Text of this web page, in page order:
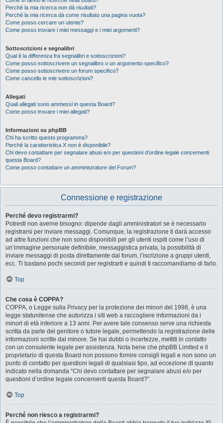
Perché la mia ricerca non dà risultati?
Perché la mia ricerca dà come risultato una pagina vuota?
Come posso cercare un utente?
Come posso trovare i miei messaggi e i miei argomenti?
Sottoscrizioni e segnalibri
Qual è la differenza fra segnalibri e sottoscrizioni?
Come posso sottoscrivere un segnalibro o un argomento specifico?
Come posso sottoscrivere un forum specifico?
Come cancello le mie sottoscrizioni?
Allegati
Quali allegati sono ammessi in questa Board?
Come posso trovare i miei allegati?
Informazioni su phpBB
Chi ha scritto questo programma?
Perché la caratteristica X non è disponibile?
Chi devo contattare per segnalare abusi e/o per questioni d’ordine legale concernenti
questa Board?
Come posso contattare un amministratore del Forum?
Connessione e registrazione
Perché devo registrarmi?
Potresti non averne bisogno: dipende dagli amministratori se è necessario
registrarsi per inviare messaggi. Comunque, la registrazione ti darà accesso
ad altre funzioni che non sono disponibili per gli utenti ospiti come l’uso di
un’immagine personale definibile, messaggistica privata, la possibilità di
inviare messaggi di posta direttamente dal forum, l’iscrizione a gruppi utenti,
ecc. Ti bastano pochi secondi per registrarti e quindi ti raccomandiamo di farlo.
Top
Che cosa è COPPA?
COPPA, o Legge sulla Privacy per la protezione dei minori del 1998, è una
legge statunitense che autorizza i siti web a raccogliere informazioni da i
minori di età inferiore a 13 anni. Per avere tale consenso serve una richiesta
scritta da parte del genitore o tutore legale, permettendo la registrazione delle
informazioni scritte dal minore. Se hai dubbi o incertezze, mettiti in contatto
con un consulente legale per assistenza. Nota bene che phpBB Limited e il
proprietario di questa Board non possono fornire consigli legali e non sono un
punto di contatto per questioni legali di qualsiasi tipo, ad eccezione di quanto
indicato nella domanda “Chi devo contattare per segnalare abusi e/o per
questioni d’ordine legale concernenti questa Board?”.
Top
Perché non riesco a registrarmi?